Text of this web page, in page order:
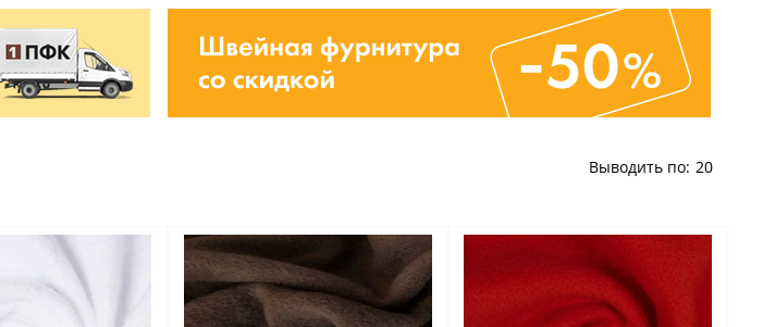
Выводить по: 20